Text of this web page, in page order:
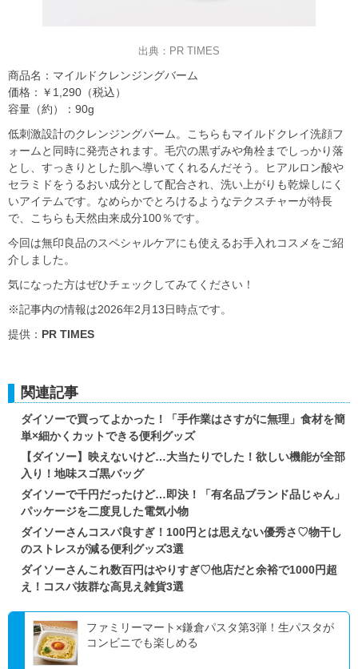
出典：PR TIMES
商品名：マイルドクレンジングバーム
価格：￥1,290（税込）
容量（約）：90g
低刺激設計のクレンジングバーム。こちらもマイルドクレイ洗顔フ
ォームと同時に発売されます。毛穴の黒ずみや角栓までしっかり落
とし、すっきりとした肌へ導いてくれるんだそう。ヒアルロン酸や
セラミドをうるおい成分として配合され、洗い上がりも乾燥しにく
いアイテムです。なめらかでとろけるようなテクスチャーが特長
で、こちらも天然由来成分100％です。
今回は無印良品のスペシャルケアにも使えるお手入れコスメをご紹
介しました。
気になった方はぜひチェックしてみてください！
※記事内の情報は2026年2月13日時点です。
提供： PR TIMES
関連記事
ダイソーで買ってよかった！「手作業はさすがに無理」食材を簡
単×細かくカットできる便利グッズ
【ダイソー】映えないけど…大当たりでした！欲しい機能が全部
入り！地味スゴ黒バッグ
ダイソーで千円だったけど…即決！「有名品ブランド品じゃん」
パッケージを二度見した電気小物
ダイソーさんコスパ良すぎ！100円とは思えない優秀さ♡物干し
のストレスが減る便利グッズ3選
ダイソーさんこれ数百円はやりすぎ♡他店だと余裕で1000円超
え！コスパ抜群な高見え雑貨3選
ファミリーマート×鎌倉パスタ第3弾！生パスタが
コンビニでも楽しめる